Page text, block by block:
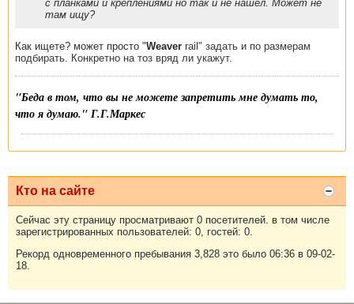
с планками и креплениями но так и не нашел. Может не
там ищу?
Как ищете? может просто "Weaver rail" задать и по размерам
подбирать. Конкретно на тоз вряд ли укажут.
"Беда в том, что вы не можете запретить мне думать то,
что я думаю." Г.Г.Маркес
Кто на сайте
Сейчас эту страницу просматривают 0 посетителей. в том числе
зарегистрированных пользователей: 0, гостей: 0.
Рекорд одновременного пребывания 3,828 это было 06:36 в 09-02-
18.